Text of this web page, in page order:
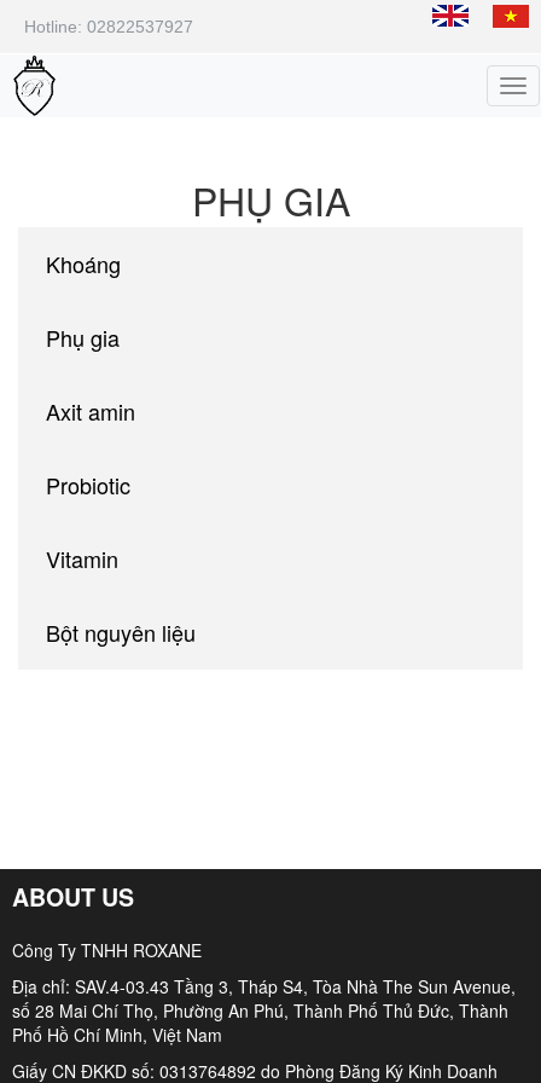
Hotline: 02822537927
PHỤ GIA
Khoáng
Phụ gia
Axit amin
Probiotic
Vitamin
Bột nguyên liệu
ABOUT US
Công Ty TNHH ROXANE
Địa chỉ: SAV.4-03.43 Tầng 3, Tháp S4, Tòa Nhà The Sun Avenue,
số 28 Mai Chí Thọ, Phường An Phú, Thành Phố Thủ Đức, Thành
Phố Hồ Chí Minh, Việt Nam
Giấy CN ĐKKD số: 0313764892 do Phòng Đăng Ký Kinh Doanh